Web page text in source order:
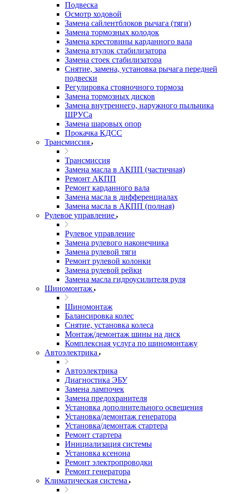
Подвеска
Осмотр ходовой
Замена сайлентблоков рычага (тяги)
Замена тормозных колодок
Замена крестовины карданного вала
Замена втулок стабилизатора
Замена стоек стабилизатора
Снятие, замена, установка рычага передней
подвески
Регулировка стояночного тормоза
Замена тормозных дисков
Замена внутреннего, наружного пыльника
ШРУСа
Замена шаровых опор
Прокачка КДСС
Трансмиссия
Трансмиссия
Замена масла в АКПП (частичная)
Ремонт АКПП
Ремонт карданного вала
Замена масла в дифференциалах
Замена масла в АКПП (полная)
Рулевое управление
Рулевое управление
Замена рулевого наконечника
Замена рулевой тяги
Ремонт рулевой колонки
Замена рулевой рейки
Замена масла гидроусилителя руля
Шиномонтаж
Шиномонтаж
Балансировка колес
Снятие, установка колеса
Монтаж/демонтаж шины на диск
Комплексная услуга по шиномонтажу
Автоэлектрика
Автоэлектрика
Диагностика ЭБУ
Замена лампочек
Замена предохранителя
Установка дополнительного освещения
Установка/демонтаж генератора
Установка/демонтаж стартера
Ремонт стартера
Инициализация системы
Установка ксенона
Ремонт электропроводки
Ремонт генератора
Климатическая система